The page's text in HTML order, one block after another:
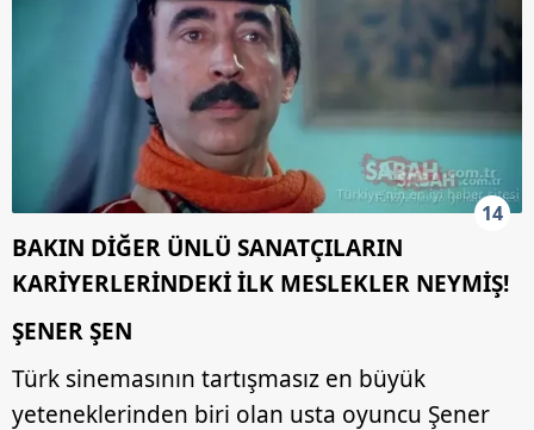
14
BAKIN DİĞER ÜNLÜ SANATÇILARIN
KARİYERLERİNDEKİ İLK MESLEKLER NEYMİŞ!
ŞENER ŞEN
Türk sinemasının tartışmasız en büyük
yeteneklerinden biri olan usta oyuncu Şener